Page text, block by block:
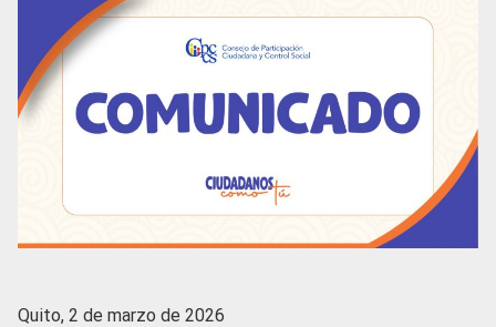
Quito, 2 de marzo de 2026